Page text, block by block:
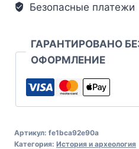
Безопасные платежи
ГАРАНТИРОВАНО
ОФОРМЛЕНИЕ
Артикул: fe1bca92e90a
Категория: История и археология